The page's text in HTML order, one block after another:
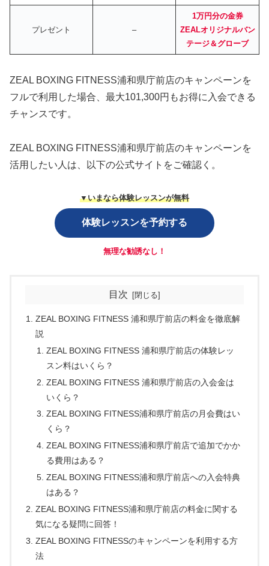
プレゼント –
1万円分の金券
ZEALオリジナルバン
テージ＆グローブ
ZEAL BOXING FITNESS浦和県庁前店のキャンペーンを
フルで利用した場合、最大101,300円もお得に入会できる
チャンスです。
ZEAL BOXING FITNESS浦和県庁前店のキャンペーンを
活用したい人は、以下の公式サイトをご確認く。
▼いまなら体験レッスンが無料
体験レッスンを予約する
無理な勧誘なし！
目次
ZEAL BOXING FITNESS 浦和県庁前店の料金を徹底解
説
ZEAL BOXING FITNESS 浦和県庁前店の体験レッ
スン料はいくら？
ZEAL BOXING FITNESS 浦和県庁前店の入会金は
いくら？
ZEAL BOXING FITNESS浦和県庁前店の月会費はい
くら？
ZEAL BOXING FITNESS浦和県庁前店で追加でかか
る費用はある？
ZEAL BOXING FITNESS浦和県庁前店への入会特典
はある？
ZEAL BOXING FITNESS浦和県庁前店の料金に関する
気になる疑問に回答！
ZEAL BOXING FITNESSのキャンペーンを利用する方
法